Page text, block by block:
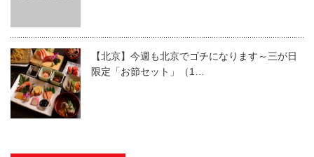
【北京】今週も北京でゴチになります～三が日
限定「お節セット」（1…